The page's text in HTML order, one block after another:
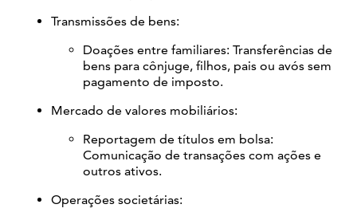
Transmissões de bens:
Doações entre familiares: Transferências de
bens para cônjuge, filhos, pais ou avós sem
pagamento de imposto.
Mercado de valores mobiliários:
Reportagem de títulos em bolsa:
Comunicação de transações com ações e
outros ativos.
Operações societárias: